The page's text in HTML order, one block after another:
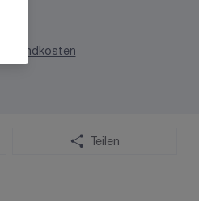
Versandkosten
Teilen